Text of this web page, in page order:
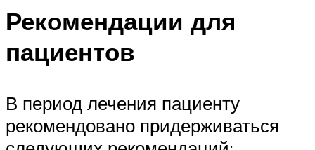
Рекомендации для
пациентов
В период лечения пациенту
рекомендовано придерживаться